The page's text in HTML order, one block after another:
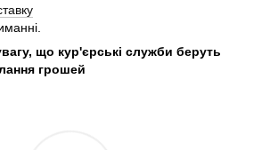
що кур'єрські служби беруть
грошей